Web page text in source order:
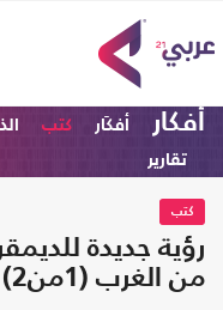
أفكار أفكَار كتب
تقارير
كتب
رؤية جديدة
من الغرب (1من2)